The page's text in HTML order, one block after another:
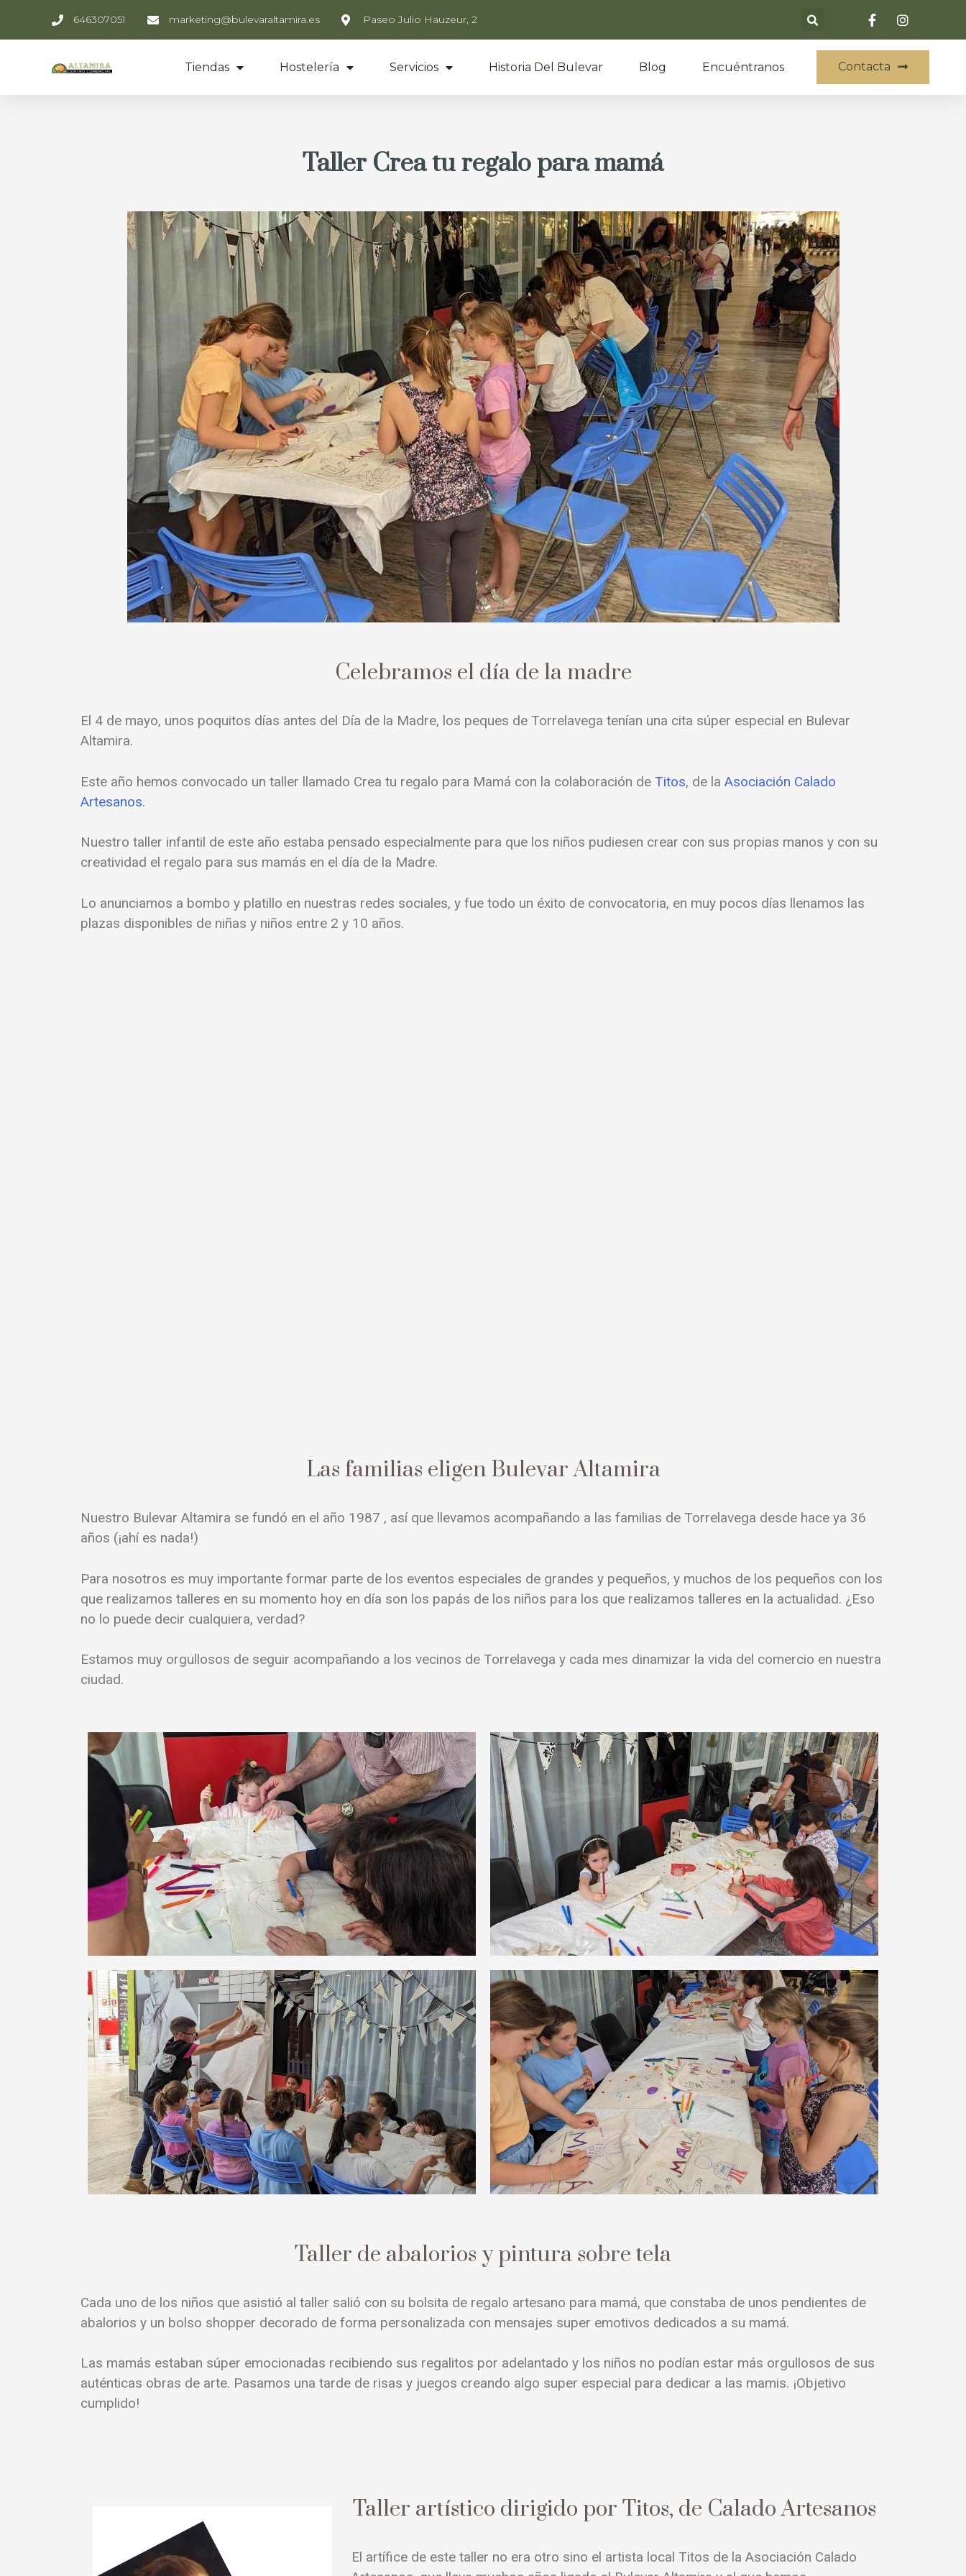
646307051 marketing@bulevaraltamira.es Paseo Julio Hauzeur, 2
Tiendas Hostelería Servicios Historia Del Bulevar Blog Encuéntranos Contacta
Taller Crea tu regalo para mamá
Celebramos el día de la madre
El 4 de mayo, unos poquitos días antes del Día de la Madre, los peques de Torrelavega tenían una cita súper especial en Bulevar
Altamira.
Este año hemos convocado un taller llamado Crea tu regalo para Mamá con la colaboración de Titos, de la Asociación Calado
Artesanos.
Nuestro taller infantil de este año estaba pensado especialmente para que los niños pudiesen crear con sus propias manos y con su
creatividad el regalo para sus mamás en el día de la Madre.
Lo anunciamos a bombo y platillo en nuestras redes sociales, y fue todo un éxito de convocatoria, en muy pocos días llenamos las
plazas disponibles de niñas y niños entre 2 y 10 años.
Las familias eligen Bulevar Altamira
Nuestro Bulevar Altamira se fundó en el año 1987 , así que llevamos acompañando a las familias de Torrelavega desde hace ya 36
años (¡ahí es nada!)
Para nosotros es muy importante formar parte de los eventos especiales de grandes y pequeños, y muchos de los pequeños con los
que realizamos talleres en su momento hoy en día son los papás de los niños para los que realizamos talleres en la actualidad. ¿Eso
no lo puede decir cualquiera, verdad?
Estamos muy orgullosos de seguir acompañando a los vecinos de Torrelavega y cada mes dinamizar la vida del comercio en nuestra
ciudad.
Taller de abalorios y pintura sobre tela
Cada uno de los niños que asistió al taller salió con su bolsita de regalo artesano para mamá, que constaba de unos pendientes de
abalorios y un bolso shopper decorado de forma personalizada con mensajes super emotivos dedicados a su mamá.
Las mamás estaban súper emocionadas recibiendo sus regalitos por adelantado y los niños no podían estar más orgullosos de sus
auténticas obras de arte. Pasamos una tarde de risas y juegos creando algo super especial para dedicar a las mamis. ¡Objetivo
cumplido!
Taller artístico dirigido por Titos, de Calado Artesanos
El artífice de este taller no era otro sino el artista local Titos de la Asociación Calado